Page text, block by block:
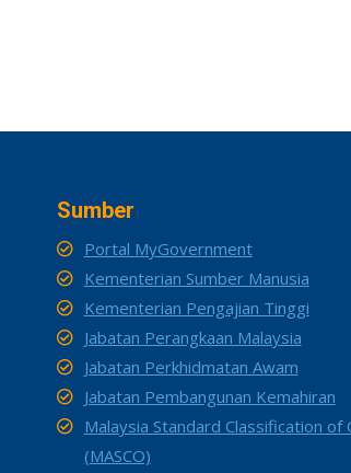
Sumber
Portal MyGovernment
Kementerian Sumber Manusia
Kementerian Pengajian Tinggi
Jabatan Perangkaan Malaysia
Jabatan Perkhidmatan Awam
Jabatan Pembangunan Kemahiran
Malaysia Standard Classification of
(MASCO)